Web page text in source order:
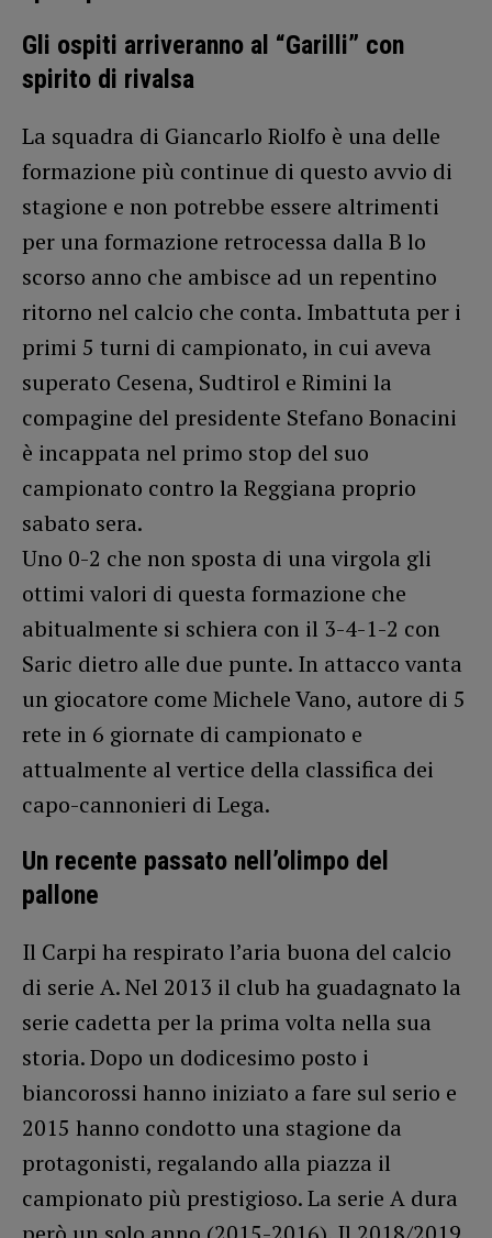
Gli ospiti arriveranno al “Garilli” con
spirito di rivalsa
La squadra di Giancarlo Riolfo è una delle
formazione più continue di questo avvio di
stagione e non potrebbe essere altrimenti
per una formazione retrocessa dalla B lo
scorso anno che ambisce ad un repentino
ritorno nel calcio che conta. Imbattuta per i
primi 5 turni di campionato, in cui aveva
superato Cesena, Sudtirol e Rimini la
compagine del presidente Stefano Bonacini
è incappata nel primo stop del suo
campionato contro la Reggiana proprio
sabato sera.
Uno 0-2 che non sposta di una virgola gli
ottimi valori di questa formazione che
abitualmente si schiera con il 3-4-1-2 con
Saric dietro alle due punte. In attacco vanta
un giocatore come Michele Vano, autore di 5
rete in 6 giornate di campionato e
attualmente al vertice della classifica dei
capo-cannonieri di Lega.
Un recente passato nell’olimpo del
pallone
Il Carpi ha respirato l’aria buona del calcio
di serie A. Nel 2013 il club ha guadagnato la
serie cadetta per la prima volta nella sua
storia. Dopo un dodicesimo posto i
biancorossi hanno iniziato a fare sul serio e
2015 hanno condotto una stagione da
protagonisti, regalando alla piazza il
campionato più prestigioso. La serie A dura